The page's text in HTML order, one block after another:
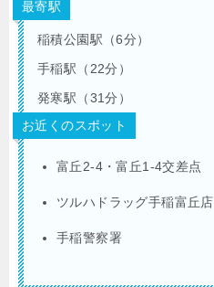
最寄駅
稲積公園駅（6分）
手稲駅（22分）
発寒駅（31分）
お近くのスポット
富丘2-4・富丘1-4交差点
ツルハドラッグ手稲富丘店
手稲警察署